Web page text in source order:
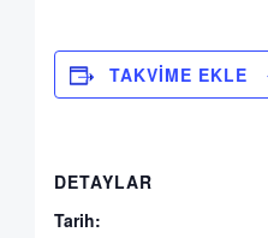
TAKVIME EKLE
DETAYLAR
Tarih: